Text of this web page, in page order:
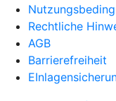
Rechtliche
AGB
Barrierefreiheit